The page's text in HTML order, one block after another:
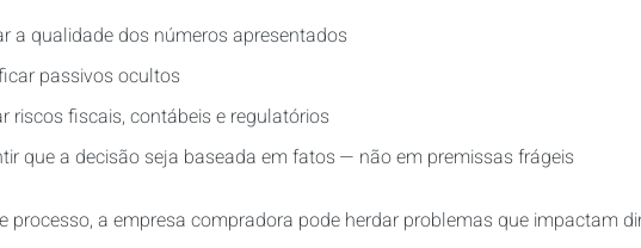
a qualidade dos números apresentados
passivos ocultos
riscos fiscais, contábeis e regulatórios
que a decisão seja baseada em fatos — não em premissas frágeis
processo, a empresa compradora pode herdar problemas que impactam